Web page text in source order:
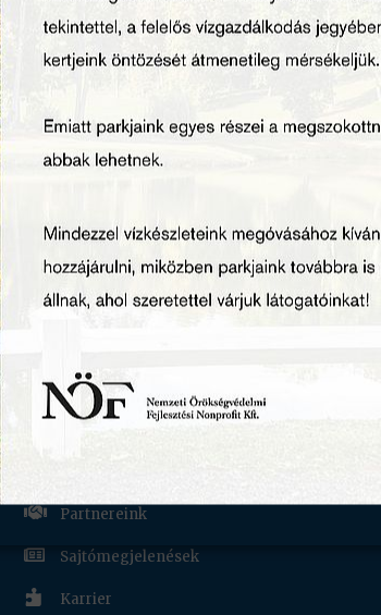
RÓLUNK
Munkatársaink
Szakmai híreink
 Partnereink
 Sajtómegjelenések
 Karrier